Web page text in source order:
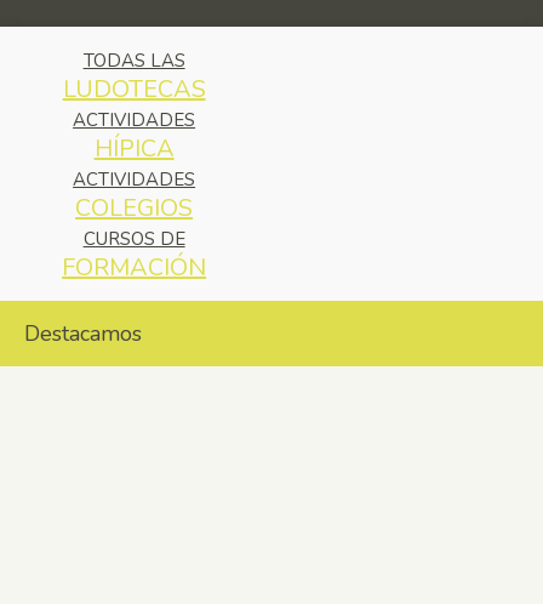
TODAS LAS
LUDOTECAS
ACTIVIDADES
HÍPICA
ACTIVIDADES
COLEGIOS
CURSOS DE
FORMACIÓN
Destacamos